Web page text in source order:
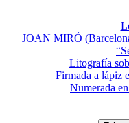
JOAN MIRÓ
Litografía
Firmada a lápiz
Numerada